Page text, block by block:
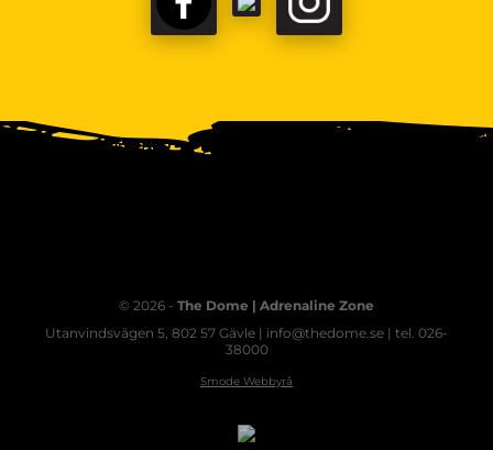
© 2026 - The Dome | Adrenaline Zone
Utanvindsvägen 5, 802 57 Gävle | info@thedome.se | tel. 026-
38000
Smode Webbyrå